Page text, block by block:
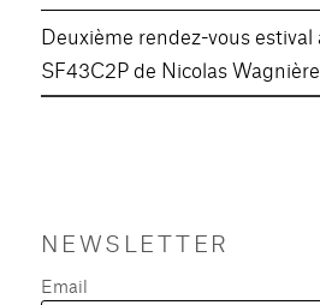
Deuxième rendez-vous estival
SF43C2P de Nicolas
NEWSLETTER
Email